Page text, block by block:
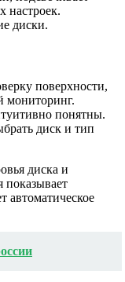
настроек.
диски.
поверхности,
мониторинг.
понятны.
диск и тип
диска и
показывает
автоматическое